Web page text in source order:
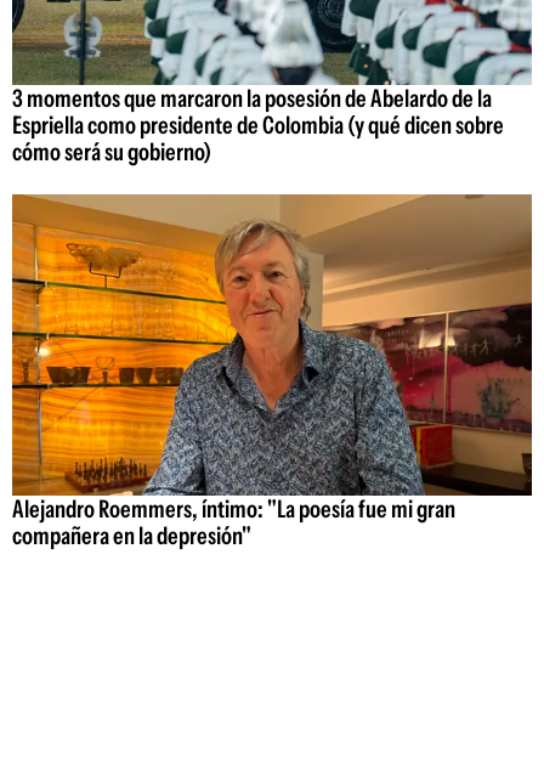
3 momentos que marcaron la posesión de Abelardo de la
Espriella como presidente de Colombia (y qué dicen sobre
cómo será su gobierno)
Alejandro Roemmers, íntimo: "La poesía fue mi gran
compañera en la depresión"